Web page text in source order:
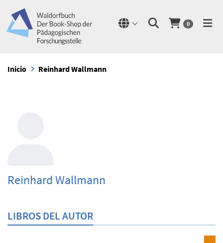
0
Inicio Reinhard Wallmann
Reinhard Wallmann
LIBROS DEL AUTOR